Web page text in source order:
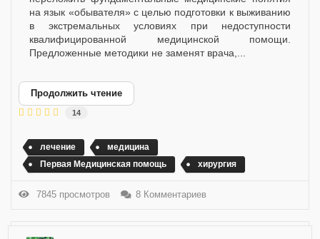
на язык «обывателя» с целью подготовки к выживанию
в экстремальных условиях при недоступности
квалифицированной медицинской помощи.
Предложенные методики не заменят врача,...
Продолжить чтение
14
лечение
медицина
Первая Медицинская помощь
хирургия
7845 просмотров 8 Комментариев